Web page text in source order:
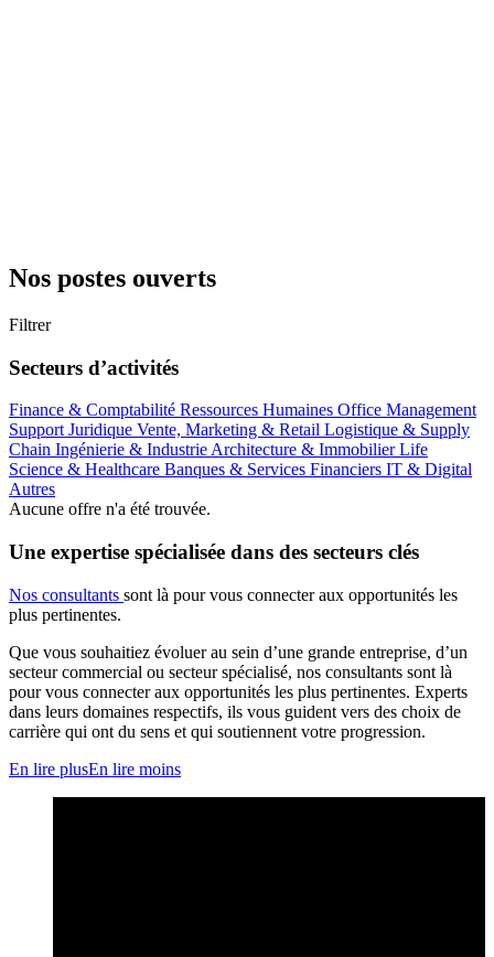
Nos postes ouverts
Filtrer
Secteurs d’activités
Finance & Comptabilité Ressources Humaines Office Management
SupportJuridique Vente, Marketing & Retail Logistique & Supply
Chain Ingénierie & IndustrieArchitecture & ImmobilierLife
Science & Healthcare Banques & Services Financiers IT & Digital
Autres
Aucune offre n'a été trouvée.
Une expertise spécialisée dans des secteurs clés
Nos consultants sont là pour vous connecter aux opportunités les
plus pertinentes.
Que vous souhaitiez évoluer au sein d’une grande entreprise, d’un
secteur commercial ou secteur spécialisé, nos consultants sont là
pour vous connecter aux opportunités les plus pertinentes. Experts
dans leurs domaines respectifs, ils vous guident vers des choix de
carrière qui ont du sens et qui soutiennent votre progression.
En lire plusEn lire moins